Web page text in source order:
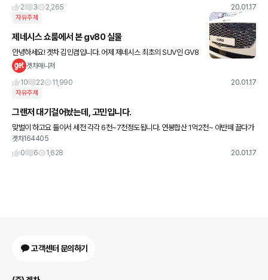
프트 모델이 출시될 예정이고, 내년에는 쿠페 모델도 나올 것
2
3 2,265 20.01.17
자유주제
제네시스 쇼룸에서 본 gv80 실물
안녕하세요! 겟차 김민겸입니다. 어제 제네시스 최초의 SUV인 GV8
0이 공개행사를 열고 계약을 받기 시작했죠. 어제 하루에만 무려 1만
겟차매니저
10
22 11,990 20.01.17
자유주제
그랜저 대기걸어놨는데, 고민입니다.
맞벌이 하고요 둘이서 세전 각각 6천~7천정도됩니다. 연봉합산 1억2천~ 아반떼 끌다가
정리하고 아기태어나서 차 바꾸려구여 경기도에 25평 아파트 분양권 하나 가지고있고 전
세살고있는데 그랜저 뽑아도
겟차164405
0
6 1,628 20.01.17
고객센터 문의하기